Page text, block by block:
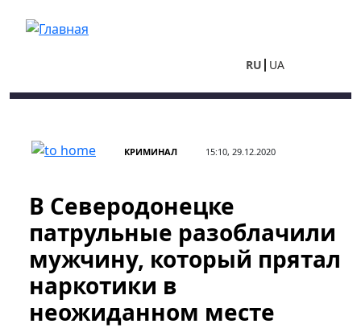
RU UA
КРИМИНАЛ 15:10, 29.12.2020
В Северодонецке
патрульные разоблачили
мужчину, который прятал
наркотики в
неожиданном месте